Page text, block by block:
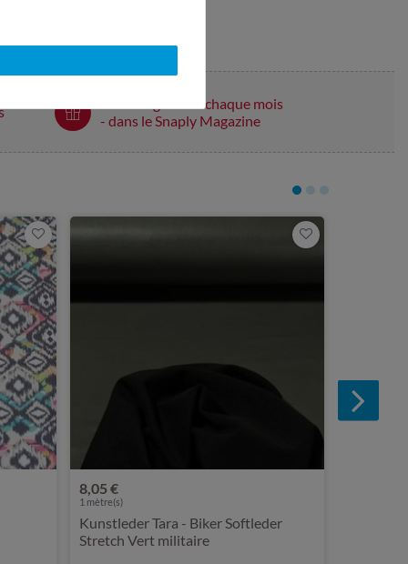
Patrons gratuits chaque mois
- dans le Snaply Magazine
8,05 €
1 mètre(s)
Kunstleder Tara - Biker Softleder
Stretch Vert militaire